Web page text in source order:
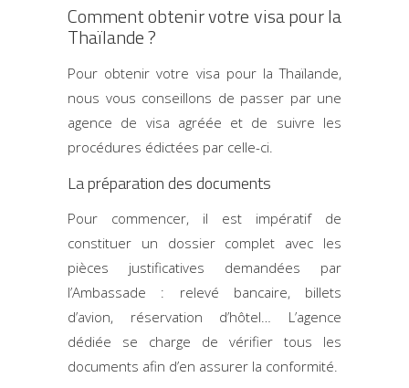
Comment obtenir votre visa pour la
Thaïlande ?
Pour obtenir votre visa pour la Thaïlande,
nous vous conseillons de passer par une
agence de visa agréée et de suivre les
procédures édictées par celle-ci.
La préparation des documents
Pour commencer, il est impératif de
constituer un dossier complet avec les
pièces justificatives demandées par
l’Ambassade : relevé bancaire, billets
d’avion, réservation d’hôtel… L’agence
dédiée se charge de vérifier tous les
documents afin d’en assurer la conformité.